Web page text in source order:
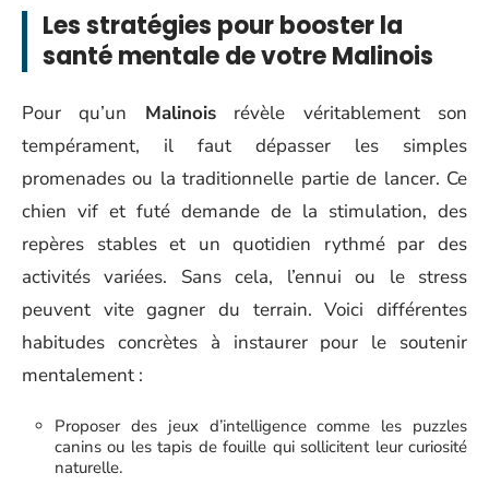
Les stratégies pour booster la
santé mentale de votre Malinois
Pour qu’un Malinoisrévèle véritablement son
tempérament, il faut dépasser les simples
promenades ou la traditionnelle partie de lancer. Ce
chien vif et futé demande de la stimulation, des
repères stables et un quotidien rythmé par des
activités variées. Sans cela, l’ennui ou le stress
peuvent vite gagner du terrain. Voici différentes
habitudes concrètes à instaurer pour le soutenir
mentalement :
Proposer des jeux d’intelligence comme les puzzles
canins ou les tapis de fouille qui sollicitent leur curiosité
naturelle.